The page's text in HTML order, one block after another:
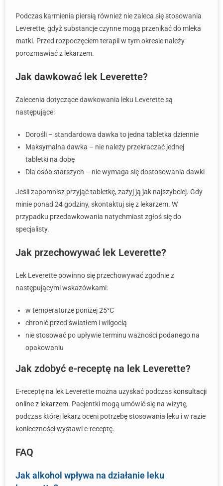
Podczas karmienia piersią również nie zaleca się stosowania
Leverette, gdyż substancje czynne mogą przenikać do mleka
matki. Przed rozpoczęciem terapii w tym okresie należy
porozmawiać z lekarzem.
Jak dawkować lek Leverette?
Zalecenia dotyczące dawkowania leku Leverette są
następujące:
Dorośli – standardowa dawka to jedna tabletka dziennie
Maksymalna dawka – nie należy przekraczać jednej
tabletki na dobę
Dla osób starszych – nie wymaga się dostosowania dawki
Jeśli zapomnisz przyjąć tabletkę, zażyj ją jak najszybciej. Gdy
minie ponad 24 godziny, skontaktuj się z lekarzem. W
przypadku przedawkowania natychmiast zgłoś się do
specjalisty.
Jak przechowywać lek Leverette?
Lek Leverette powinno się przechowywać zgodnie z
następującymi wskazówkami:
w temperaturze poniżej 25°C
chronić przed światłem i wilgocią
nie stosować po upływie terminu ważności podanego na
opakowaniu
Jak zdobyć e-receptę na lek Leverette?
E-receptę na lek Leverette można uzyskać podczas konsultacji
online z lekarzem. Pacjentki mogą umówić się na wizytę,
podczas której lekarz oceni potrzebę stosowania leku i w razie
konieczności wystawi e-receptę.
FAQ
Jak alkohol wpływa na działanie leku